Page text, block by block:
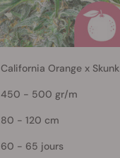
California Orange x Skunk
450 - 500 gr/m
80 - 120 cm
60 - 65 jours